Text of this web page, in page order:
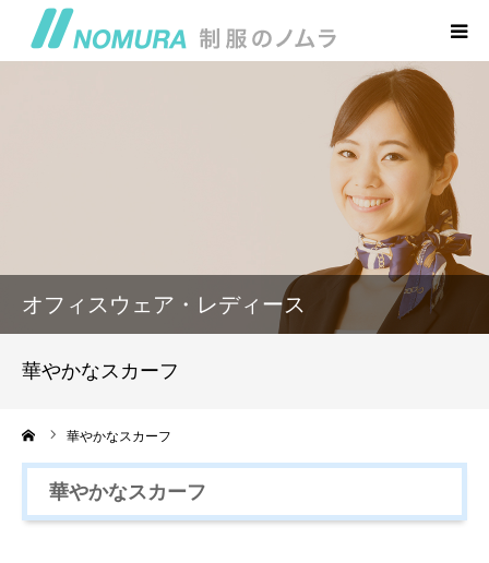
オフィスウェア・レディース
華やかなスカーフ
華やかなスカーフ
華やかなスカーフ
制服の丸太屋